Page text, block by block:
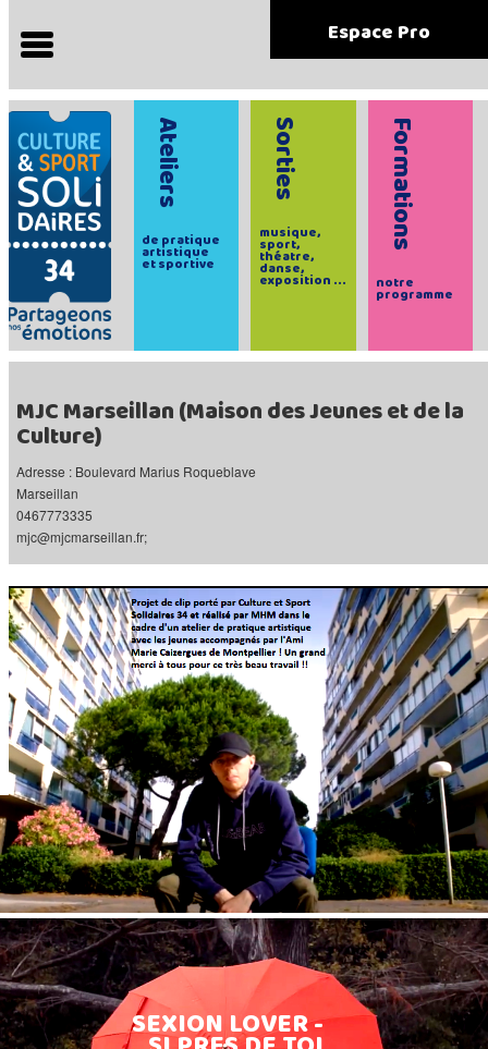
Espace Pro
Ateliers
de pratique
artistique
et sportive
Sorties
musique,
sport,
théatre,
danse,
exposition ...
Formations
notre
programme
MJC Marseillan (Maison des Jeunes et de la
Culture)
Adresse : Boulevard Marius Roqueblave
Marseillan
0467773335
mjc@mjcmarseillan.fr;
SEXION LOVER -